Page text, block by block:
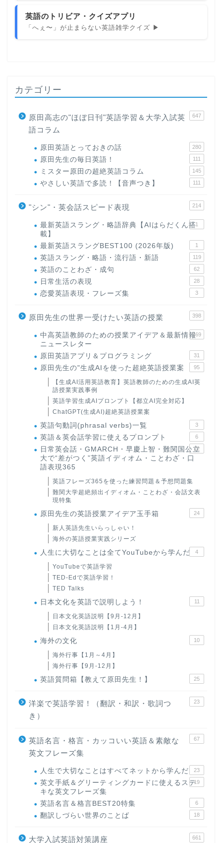
英語のトリビア・クイズアプリ
「へぇ〜」が止まらない英語雑学クイズ ▶
カテゴリー
原田高志の"ほぼ日刊"英語学習＆大学入試英
語コラム
647
原田英語とっておきの話 280
原田先生の毎日英語！ 111
ミスター原田の超絶英語コラム 145
やさしい英語で多読！【音声つき】 111
"シン"・英会話スピード表現 214
最新英語スラング・略語辞典【AIはらだくん搭
載】
1
最新英語スラングBEST100 (2026年版) 1
英語スラング・略語・流行語・新語 119
英語のことわざ・成句 62
日常生活の表現 28
恋愛英語表現・フレーズ集 3
原田先生の世界一受けたい英語の授業 398
中高英語教師のための授業アイデア＆最新情報
ニュースレター
169
原田英語アプリ＆プログラミング 31
原田先生の"生成AIを使った超絶英語授業案 95
【生成AI活用英語教育】英語教師のための生成AI英
語授業実践事例
英語学習生成AIプロンプト【都立AI完全対応】
ChatGPT(生成AI)超絶英語授業案
英語句動詞(phrasal verbs)一覧 3
英語＆英会話学習に使えるプロンプト 6
日常英会話・GMARCH・早慶上智・難関国公立
大で“差がつく”英語イディオム・ことわざ・口
語表現365
22
英語フレーズ365を使った練習問題＆予想問題集
難関大学超絶頻出イディオム・ことわざ・会話文表
現特集
原田先生の英語授業アイデア玉手箱 24
新人英語先生いらっしゃい！
海外の英語授業実践シリーズ
人生に大切なことは全てYouTubeから学んだ 4
YouTubeで英語学習
TED-Edで英語学習！
TED Talks
日本文化を英語で説明しよう！ 11
日本文化英語説明【9月-12月】
日本文化英語説明【1月-4月】
海外の文化 10
海外行事【1月～4月】
海外行事【9月-12月】
英語質問箱【教えて原田先生！】 25
洋楽で英語学習！（翻訳・和訳・歌詞つ
き）
23
英語名言・格言・カッコいい英語＆素敵な
英文フレーズ集
67
人生で大切なことはすべてネットから学んだ 23
英文手紙＆グリーティングカードに使えるステ
キな英文フレーズ集
19
英語名言＆格言BEST20特集 6
翻訳しづらい世界のことば 18
大学入試英語対策講座 661